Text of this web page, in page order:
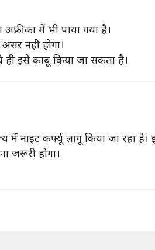
में भी पाया गया है।
नहीं होगा।
इसे काबू किया जा सकता है।
नाइट कर्फ्यू लागू किया जा रहा है।
जरूरी होगा।